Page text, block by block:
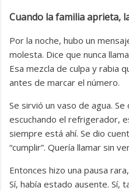
Cuando la familia aprieta,
Por la noche, hubo un
molesta. Dice que nunca
Esa mezcla de culpa y rabia
antes de marcar el número.
Se sirvió un vaso de agua.
escuchando el refrigerador,
siempre está ahí. Se dio
“cumplir”. Quería llamar sin
Entonces hizo una pausa
Sí, había estado ausente. Sí,